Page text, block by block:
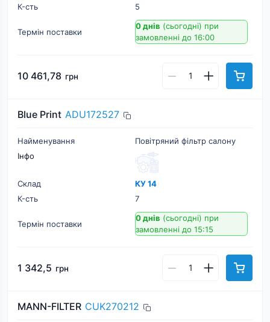
К-cть 5
Термін поставки
0 днів (сьогодні) при
замовленні до 16:00
10 461,78 грн
Blue Print ADU172527
Найменування
Повітряний фільтр салону
Інфо
Склад
КУ 14
К-cть
7
Термін поставки
0 днів (сьогодні) при
замовленні до 15:15
1 342,5 грн
MANN-FILTER CUK270212